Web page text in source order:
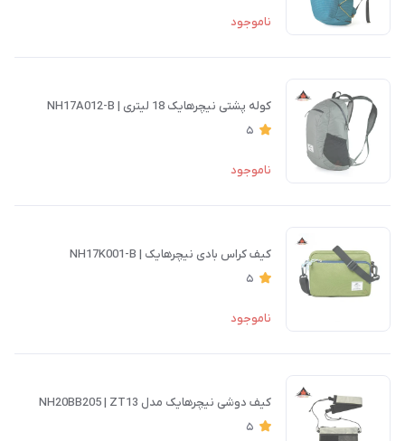
ناموجود
کوله پشتی نیچرهایک 18 لیتری | NH17A012-B
5
ناموجود
کیف کراس بادی نیچرهایک | NH17K001-B
5
ناموجود
کیف دوشی نیچرهایک مدل NH20BB205 | ZT13
5